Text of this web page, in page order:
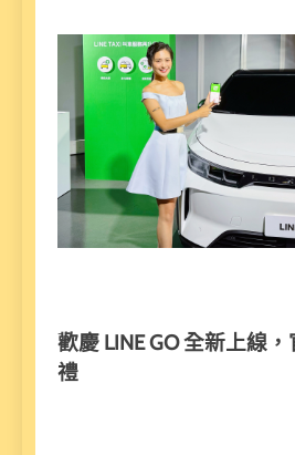
歡慶 LINE GO 全新上線
禮